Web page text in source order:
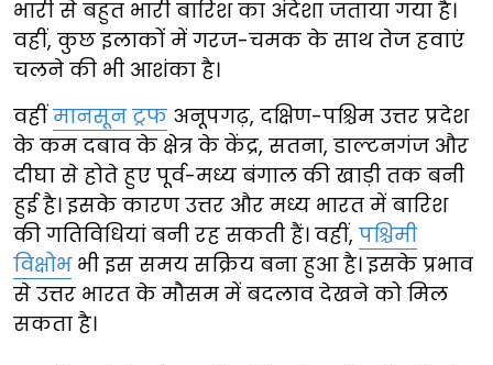
भारी से बहुत भारी बारिश का अंदेशा जताया गया है।
वहीं, कुछ इलाकों में गरज-चमक के साथ तेज हवाएं
चलने की भी आशंका है।
वहींमानसून ट्रफ अनूपगढ़, दक्षिण-पश्चिम उत्तर प्रदेश
के कम दबाव के क्षेत्र के केंद्र, सतना, डाल्टनगंज और
दीघा से होते हुए पूर्व-मध्य बंगाल की खाड़ी तक बनी
हुई है। इसके कारण उत्तर और मध्य भारत में बारिश
की गतिविधियां बनी रह सकती हैं। वहीं, पश्चिमी
विक्षोभभी इस समय सक्रिय बना हुआ है। इसके प्रभाव
से उत्तर भारत के मौसम में बदलाव देखने को मिल
सकता है।